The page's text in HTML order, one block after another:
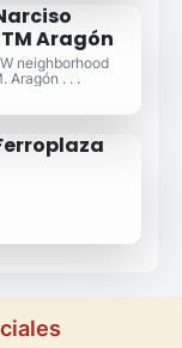
Aragón
neighborhood
Aragón . . .